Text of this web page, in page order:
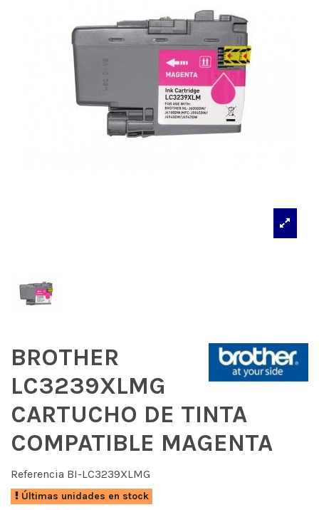
BROTHER
LC3239XLMG
CARTUCHO DE TINTA
COMPATIBLE MAGENTA
Referencia BI-LC3239XLMG
Últimas unidades en stock